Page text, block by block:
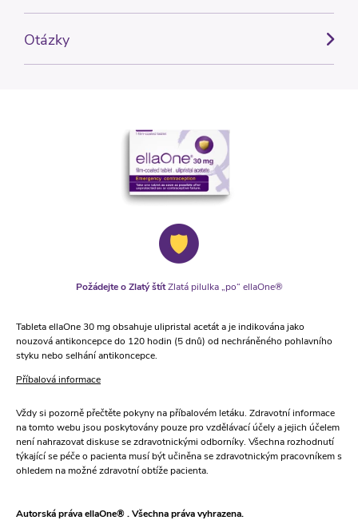
Otázky
Požádejte o Zlatý štítZlatá pilulka „po“ ellaOne®
Tableta ellaOne 30 mg obsahuje ulipristal acetát a je indikována jako
nouzová antikoncepce do 120 hodin (5 dnů) od nechráněného pohlavního
styku nebo selhání antikoncepce.
Příbalová informace
Vždy si pozorně přečtěte pokyny na příbalovém letáku. Zdravotní informace
na tomto webu jsou poskytovány pouze pro vzdělávací účely a jejich účelem
není nahrazovat diskuse se zdravotnickými odborníky. Všechna rozhodnutí
týkající se péče o pacienta musí být učiněna se zdravotnickým pracovníkem s
ohledem na možné zdravotní obtíže pacienta.
Autorská práva ellaOne® . Všechna práva vyhrazena.